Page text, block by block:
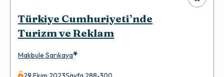
Türkiye Cumhuriyeti’nde
Turizm ve Reklam
Makbule Sarıkaya*